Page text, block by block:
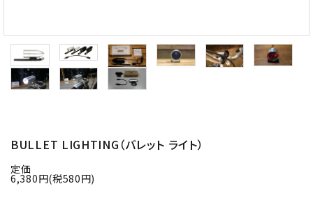
特定商取引法について
お問い合わせ
BULLET LIGHTING（バレット ライト）
定価
6,380円(税580円)